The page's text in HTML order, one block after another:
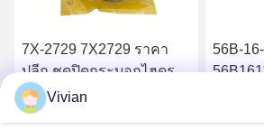
7X-2729 7X2729 ราคา
ปลีก ชุดปิดกระบอกไฮดรอ
ลิก 826B
56B-
Vivian